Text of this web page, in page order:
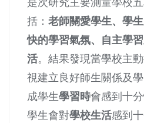
括： 老師關愛學生、學
快的學習氣氛、自主學
活。結果發現當學校主
視建立良好師生關係及
成學生學習時會感到十
學生會對學校生活感到